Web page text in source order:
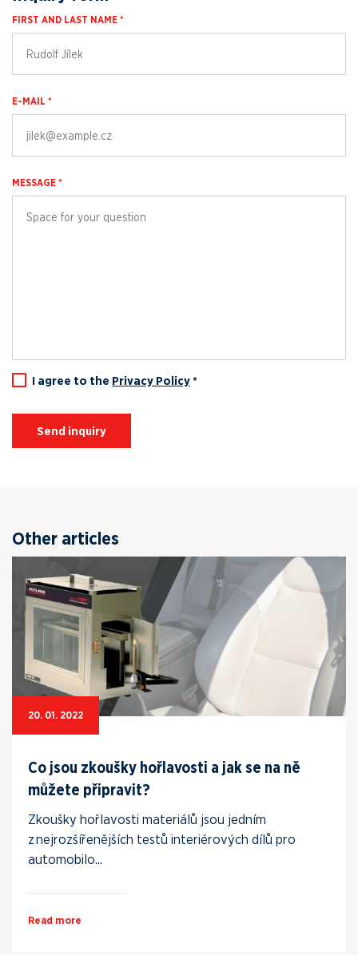
FIRST AND LAST NAME *
E-MAIL *
MESSAGE *
I agree to the Privacy Policy*
Send inquiry
Other articles
20. 01. 2022
Co jsou zkoušky hořlavosti a jak se na ně
můžete připravit?
Zkoušky hořlavosti materiálů jsou jedním
z nejrozšířenějších testů interiérových dílů pro
automobilo...
Read more